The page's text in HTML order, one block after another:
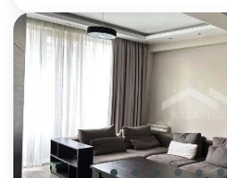
lens lens lens lens lens